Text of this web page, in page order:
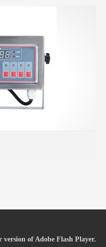
version of Adobe Flash Player.